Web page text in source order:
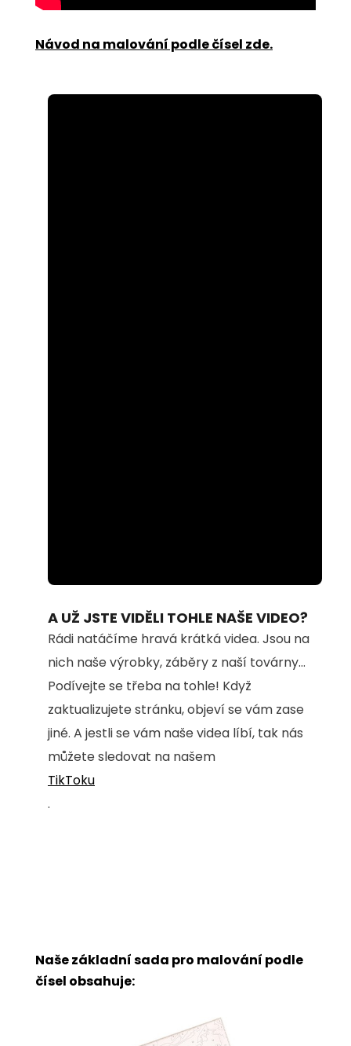
Návod na malování podle čísel zde.
74.69%
A UŽ JSTE VIDĚLI TOHLE NAŠE VIDEO?
Rádi natáčíme hravá krátká videa. Jsou na
nich naše výrobky, záběry z naší továrny...
Podívejte se třeba na tohle! Když
zaktualizujete stránku, objeví se vám zase
jiné. A jestli se vám naše videa líbí, tak nás
můžete sledovat na našem
TikToku
.
Naše základní sada pro malování podle
čísel obsahuje: